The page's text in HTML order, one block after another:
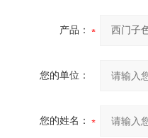
产品：
您的单位：
您的姓名：